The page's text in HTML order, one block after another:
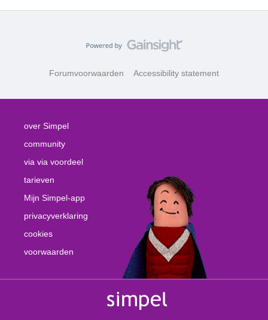
Forumvoorwaarden Accessibility statement
over Simpel
community
via via voordeel
tarieven
Mijn Simpel-app
privacyverklaring
cookies
voorwaarden